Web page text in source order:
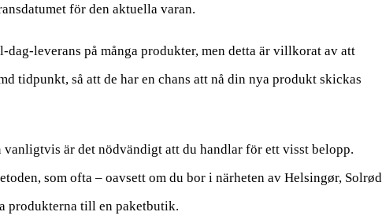
för den aktuella varan.
leverans på många produkter, men detta är villkorat av att
tidpunkt, så att de har en chans att nå din nya produkt skickas
är det nödvändigt att du handlar för ett visst belopp.
som ofta – oavsett om du bor i närheten av Helsingør, Solrød
produkterna till en paketbutik.